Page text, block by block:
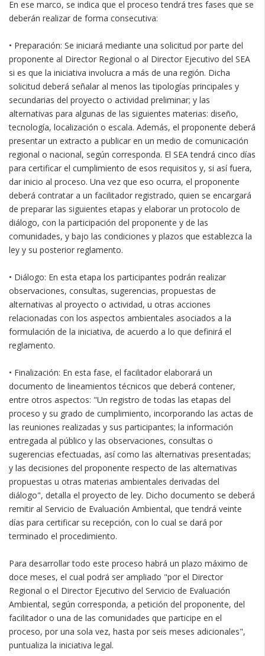
En ese marco, se indica que el proceso tendrá tres fases que se
deberán realizar de forma consecutiva:
• Preparación: Se iniciará mediante una solicitud por parte del
proponente al Director Regional o al Director Ejecutivo del SEA
si es que la iniciativa involucra a más de una región. Dicha
solicitud deberá señalar al menos las tipologías principales y
secundarias del proyecto o actividad preliminar; y las
alternativas para algunas de las siguientes materias: diseño,
tecnología, localización o escala. Además, el proponente deberá
presentar un extracto a publicar en un medio de comunicación
regional o nacional, según corresponda. El SEA tendrá cinco días
para certificar el cumplimiento de esos requisitos y, si así fuera,
dar inicio al proceso. Una vez que eso ocurra, el proponente
deberá contratar a un facilitador registrado, quien se encargará
de preparar las siguientes etapas y elaborar un protocolo de
diálogo, con la participación del proponente y de las
comunidades, y bajo las condiciones y plazos que establezca la
ley y su posterior reglamento.
• Diálogo: En esta etapa los participantes podrán realizar
observaciones, consultas, sugerencias, propuestas de
alternativas al proyecto o actividad, u otras acciones
relacionadas con los aspectos ambientales asociados a la
formulación de la iniciativa, de acuerdo a lo que definirá el
reglamento.
• Finalización: En esta fase, el facilitador elaborará un
documento de lineamientos técnicos que deberá contener,
entre otros aspectos: "Un registro de todas las etapas del
proceso y su grado de cumplimiento, incorporando las actas de
las reuniones realizadas y sus participantes; la información
entregada al público y las observaciones, consultas o
sugerencias efectuadas, así como las alternativas presentadas;
y las decisiones del proponente respecto de las alternativas
propuestas u otras materias ambientales derivadas del
diálogo", detalla el proyecto de ley. Dicho documento se deberá
remitir al Servicio de Evaluación Ambiental, que tendrá veinte
días para certificar su recepción, con lo cual se dará por
terminado el procedimiento.
Para desarrollar todo este proceso habrá un plazo máximo de
doce meses, el cual podrá ser ampliado "por el Director
Regional o el Director Ejecutivo del Servicio de Evaluación
Ambiental, según corresponda, a petición del proponente, del
facilitador o una de las comunidades que participe en el
proceso, por una sola vez, hasta por seis meses adicionales",
puntualiza la iniciativa legal.